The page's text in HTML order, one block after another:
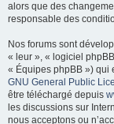
alors que des
responsable des
Nos forums sont
« leur », « logiciel
« Équipes phpBB ») qui
GNU General Public
être téléchargé depuis
les discussions sur
nous acceptons ou